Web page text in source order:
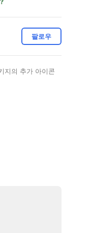
팔로우
지의 추가 아이콘